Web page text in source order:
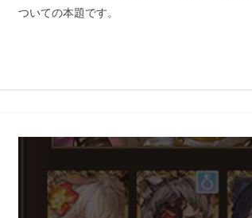
ついての本題です。